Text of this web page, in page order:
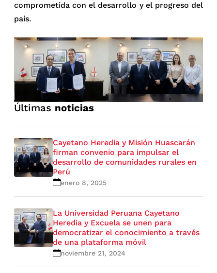
comprometida con el desarrollo y el progreso del
país.
Últimas noticias
Cayetano Heredia y Misión Huascarán
firman convenio para impulsar el
desarrollo de comunidades rurales en
Perú
enero 8, 2025
La Universidad Peruana Cayetano
Heredia y Excuela se unen para
democratizar el conocimiento a través
de una plataforma móvil
noviembre 21, 2024